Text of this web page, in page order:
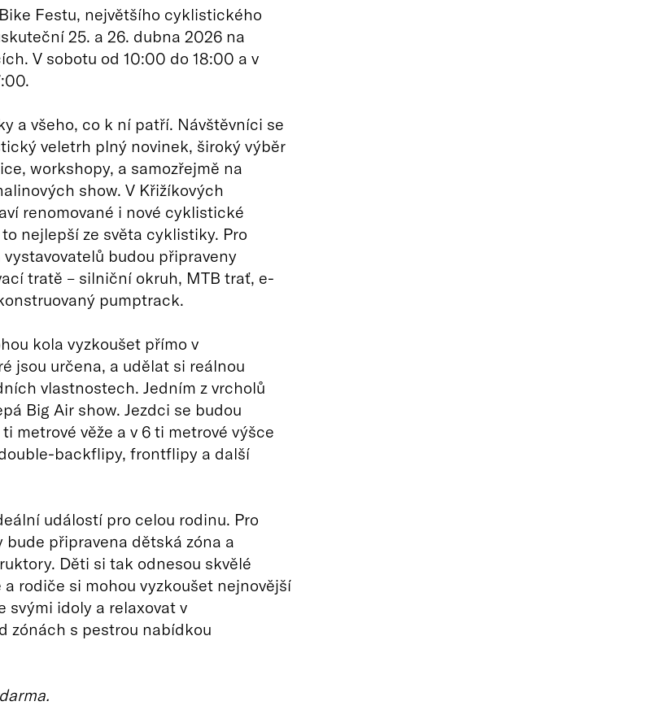
Festu, největšího cyklistického
25. a 26. dubna 2026 na
V sobotu od 10:00 do 18:00 a v
a všeho, co k ní patří. Návštěvníci se
veletrh plný novinek, široký výběr
workshopy, a samozřejmě na
show. V Křižíkových
renomované i nové cyklistické
nejlepší ze světa cyklistiky. Pro
budou připraveny
tratě – silniční okruh, MTB trať, e-
pumptrack.
kola vyzkoušet přímo v
jsou určena, a udělat si reálnou
vlastnostech. Jedním z vrcholů
Big Air show. Jezdci se budou
metrové věže a v 6 ti metrové výšce
backflipy, frontflipy a další
událostí pro celou rodinu. Pro
připravena dětská zóna a
Děti si tak odnesou skvělé
a rodiče si mohou vyzkoušet nejnovější
svými idoly a relaxovat v
zónách s pestrou nabídkou